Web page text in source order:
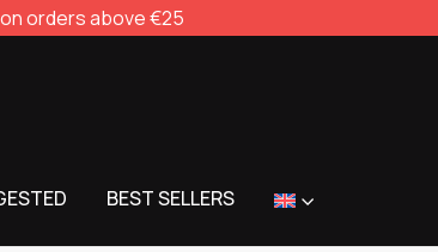
orders above €25
BEST SELLERS